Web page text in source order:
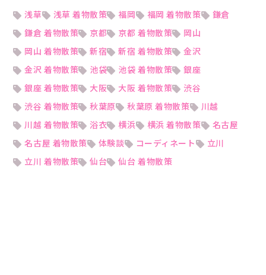
浅草 浅草 着物散策 福岡 福岡 着物散策
鎌倉
鎌倉 着物散策
京都 京都 着物散策
岡山
岡山 着物散策
新宿 新宿 着物散策
金沢
金沢 着物散策
池袋 池袋 着物散策
銀座
銀座 着物散策
大阪 大阪 着物散策
渋谷
渋谷 着物散策
秋葉原 秋葉原 着物散策
川越
川越 着物散策
浴衣 横浜 横浜 着物散策
名古屋
名古屋 着物散策
体験談 コーディネート
立川
立川 着物散策
仙台 仙台 着物散策